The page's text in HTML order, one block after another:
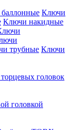
Ключи
Ключи накидные
трубные Ключи
головок
головкой